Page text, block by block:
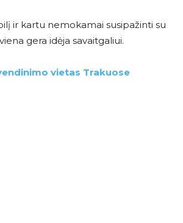
ir kartu nemokamai susipažinti su
gera idėja savaitgaliui.
vietas Trakuose